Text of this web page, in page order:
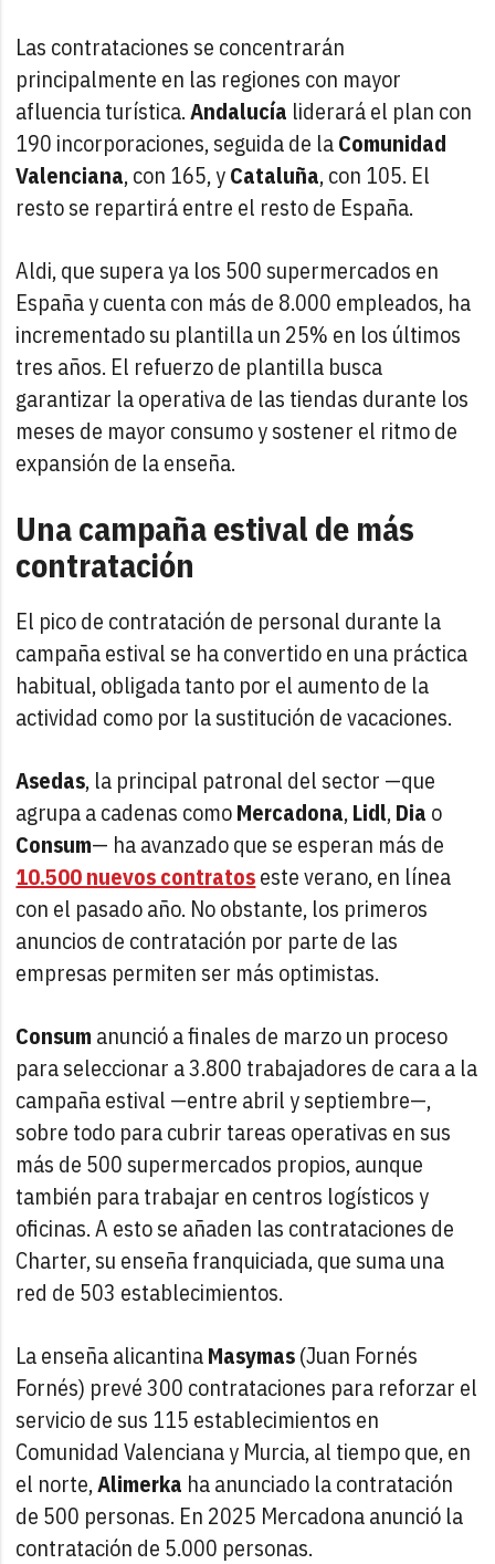
Las contrataciones se concentrarán
principalmente en las regiones con mayor
afluencia turística.Andalucía liderará el plan con
190 incorporaciones, seguida de laComunidad
Valenciana, con 165, yCataluña, con 105. El
resto se repartirá entre el resto de España.
Aldi, que supera ya los 500 supermercados en
España y cuenta con más de 8.000 empleados, ha
incrementado su plantilla un 25% en los últimos
tres años. El refuerzo de plantilla busca
garantizar la operativa de las tiendas durante los
meses de mayor consumo y sostener el ritmo de
expansión de la enseña.
Una campaña estival de más
contratación
El pico de contratación de personal durante la
campaña estival se ha convertido en una práctica
habitual, obligada tanto por el aumento de la
actividad como por la sustitución de vacaciones.
Asedas, la principal patronal del sector —que
agrupa a cadenas comoMercadona,Lidl,Dia o
Consum— ha avanzado que se esperan más de
10.500 nuevos contratoseste verano, en línea
con el pasado año. No obstante, los primeros
anuncios de contratación por parte de las
empresas permiten ser más optimistas.
Consum anunció a finales de marzo un proceso
para seleccionar a 3.800 trabajadores de cara a la
campaña estival —entre abril y septiembre—,
sobre todo para cubrir tareas operativas en sus
más de 500 supermercados propios, aunque
también para trabajar en centros logísticos y
oficinas. A esto se añaden las contrataciones de
Charter, su enseña franquiciada, que suma una
red de 503 establecimientos.
La enseña alicantinaMasymas(Juan Fornés
Fornés) prevé 300 contrataciones para reforzar el
servicio de sus 115 establecimientos en
Comunidad Valenciana y Murcia, al tiempo que, en
el norte,Alimerka ha anunciado la contratación
de 500 personas. En 2025 Mercadona anunció la
contratación de 5.000 personas.